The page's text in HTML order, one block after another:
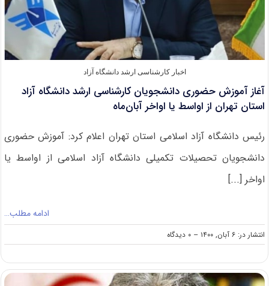
اخبار کارشناسی ارشد دانشگاه آزاد
آغاز آموزش حضوری دانشجویان کارشناسی ارشد دانشگاه آزاد
استان تهران از اواسط یا اواخر آبان‌ماه
رئیس دانشگاه آزاد اسلامی استان تهران اعلام کرد: آموزش حضوری
دانشجویان تحصیلات تکمیلی دانشگاه آزاد اسلامی از اواسط یا
اواخر [...]
ادامه مطلب…
انتشار در: ۶ آبان, ۱۴۰۰ -- ۰ دیدگاه
on
آغاز
حضوری
دانشجویان